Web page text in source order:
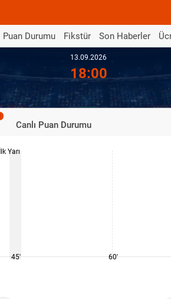
Puan Durumu Fikstür Son Haberler
13.09.2026
18:00
Canlı Puan Durumu
İlk Yarı
45' 60'